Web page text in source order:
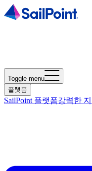
Toggle menu
플랫폼
SailPoint 플랫폼강력한